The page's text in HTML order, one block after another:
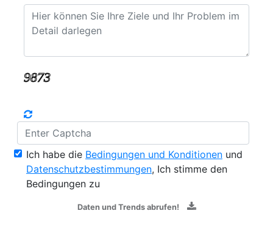
Ich habe die Bedingungen und Konditionen und
Datenschutzbestimmungen, Ich stimme den
Bedingungen zu
Daten und Trends abrufen!